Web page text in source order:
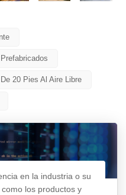
20 Pies Al Aire Libre
en la industria o su
los productos y